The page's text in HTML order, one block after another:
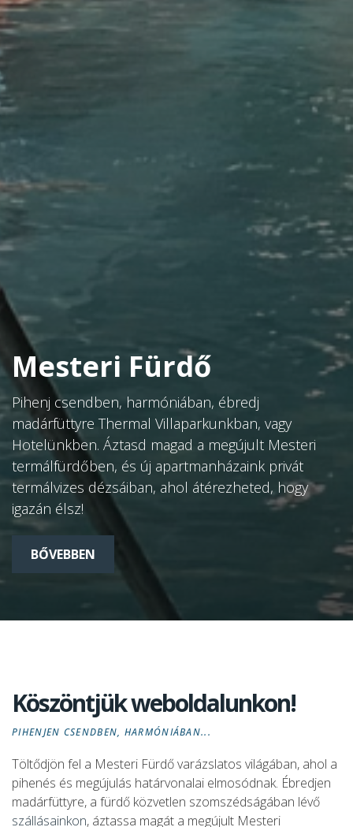
Mesteri Fürdő
Pihenj csendben, harmóniában, ébredj
madárfüttyre Thermal Villaparkunkban, vagy
Hotelünkben. Áztasd magad a megújult Mesteri
termálfürdőben, és új apartmanházaink privát
termálvizes dézsáiban, ahol átérezheted, hogy
igazán élsz!
BŐVEBBEN
Foglalj nálunk!
Különleges élmények egy különleges helyen.
Válaszd ki a tökéletes szállást a Termal Hotel
Mesteriben, vagy új, tágas, termálvizes privát
dézsával rendelkező Thermal Villapark
apartmanházaiban!
CSOMAGAJÁNLATOK
Köszöntjük weboldalunkon!
PIHENJEN CSENDBEN, HARMÓNIÁBAN...
Töltődjön fel a Mesteri Fürdő varázslatos világában, ahol a
pihenés és megújulás határvonalai elmosódnak. Ébredjen
madárfüttyre, a fürdő közvetlen szomszédságában lévő
szállásainkon, áztassa magát a megújult Mesteri